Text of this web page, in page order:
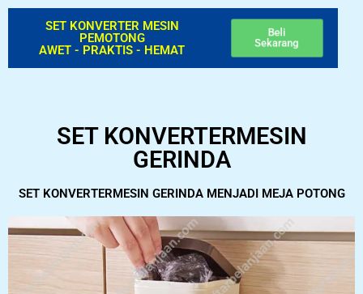
SET KONVERTER MESIN
PEMOTONG
AWET - PRAKTIS - HEMAT
Beli
Sekarang
SET KONVERTERMESIN
GERINDA
SET KONVERTERMESIN GERINDA MENJADI MEJA POTONG